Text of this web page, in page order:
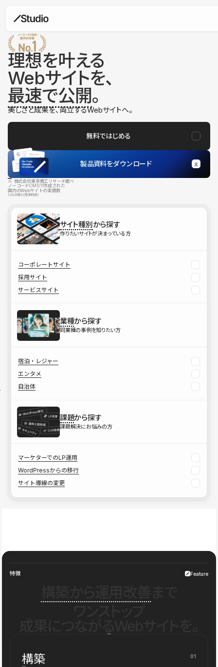
理想を叶える
Webサイトを、
最速で公開。
美しさと成果を、両立するWebサイトへ。
無料ではじめる
製品資料をダウンロード
※ 株式会社東京商工リサーチ調べ
ノーコードCMSで作成された
国内のWebサイトの実績数
（2025年12月末時点）
サイト種別から探す
作りたいサイトが決まっている方
コーポレートサイト
採用サイト
サービスサイト
業種から探す
同業種の事例を知りたい方
宿泊・レジャー
エンタメ
自治体
課題から探す
課題解決にお悩みの方
マーケターでのLP運用
WordPressからの移行
サイト導線の変更
特徴 Feature
構築 01